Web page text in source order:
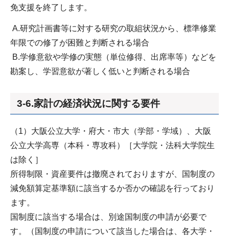
免支援を終了します。
A.研究計画書等に対する研究の取組状況から、標準修業
年限での修了が困難と判断される場合
B.学修意欲や学修の実態（単位修得、出席率等）などを
勘案し、学習意欲が著しく低いと判断される場合
3-6.家計の経済状況に関する要件
（1）大阪公立大学・府大・市大（学部・学域）、大阪
公立大学高専（本科・専攻科）［大学院・法科大学院生
は除く］
所得制限・資産要件は撤廃されておりますが、国制度の
減免額算定基準額に該当するか否かの確認を行っており
ます。
国制度に該当する場合は、別途国制度の申請が必要で
す。（国制度の申請について該当した場合は、各大学・